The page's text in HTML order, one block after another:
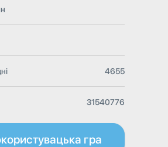
4655
31540776
гра